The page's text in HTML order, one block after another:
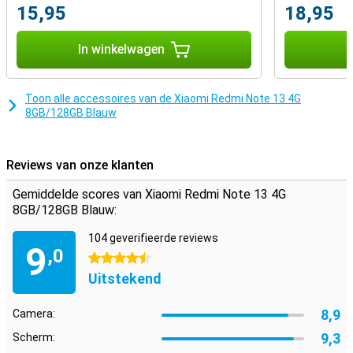
15,95
In winkelwagen
18,95
Toon alle accessoires van de Xiaomi Redmi Note 13 4G
8GB/128GB Blauw
Reviews van onze klanten
Gemiddelde scores van Xiaomi Redmi Note 13 4G
8GB/128GB Blauw:
9,0
104 geverifieerde reviews
4.5 sterren
Uitstekend
Camera: 8,9
Scherm: 9,3